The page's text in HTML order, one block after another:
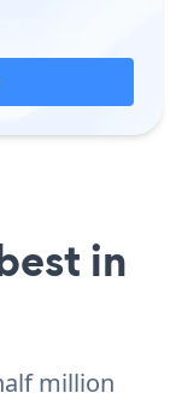
in
million